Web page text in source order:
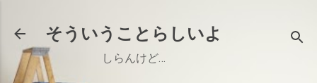
そういうことらしいよ
しらんけど…